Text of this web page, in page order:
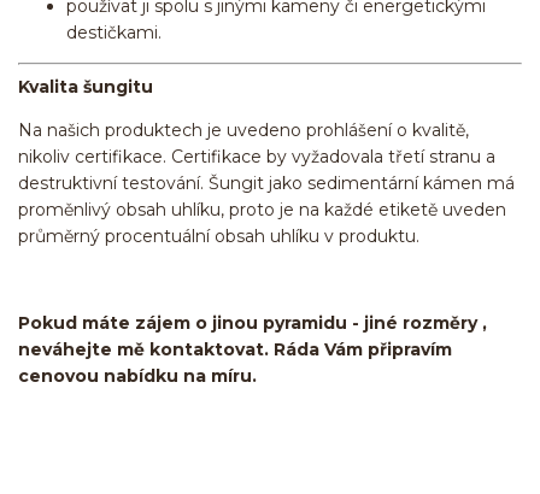
používat ji spolu s jinými kameny či energetickými
destičkami.
Kvalita šungitu
Na našich produktech je uvedeno prohlášení o kvalitě,
nikoliv certifikace. Certifikace by vyžadovala třetí stranu a
destruktivní testování. Šungit jako sedimentární kámen má
proměnlivý obsah uhlíku, proto je na každé etiketě uveden
průměrný procentuální obsah uhlíku v produktu.
Pokud máte zájem o jinou pyramidu - jiné rozměry ,
neváhejte mě kontaktovat. Ráda Vám připravím
cenovou nabídku na míru.